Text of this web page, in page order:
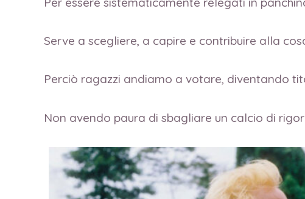
Serve a scegliere, a capire e contribuire alla
Perciò ragazzi andiamo a votare, diventando
Non avendo paura di sbagliare un calcio di